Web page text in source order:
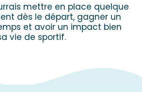
mettre en place quelque
dès le départ, gagner un
et avoir un impact bien
vie de sportif.